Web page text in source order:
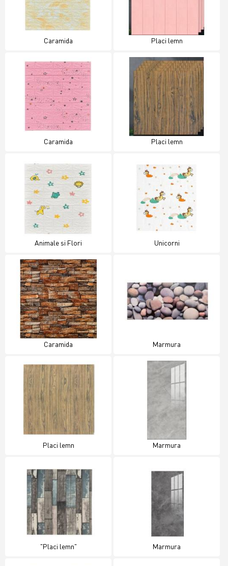
Caramida Placi lemn
Caramida Placi lemn
Animale si Flori Unicorni
Caramida Marmura
Placi lemn Marmura
"Placi lemn" Marmura